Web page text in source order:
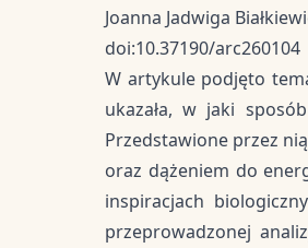
Joanna Jadwiga
doi:10.37190/arc260104
W artykule podjęto
ukazała, w jaki
Przedstawione przez
oraz dążeniem do
inspiracjach
przeprowadzonej